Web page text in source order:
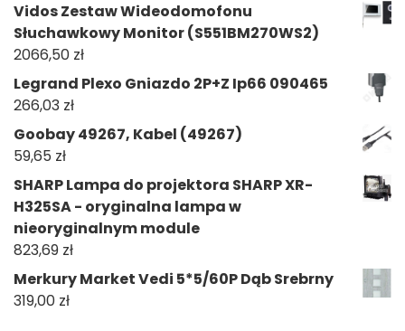
Vidos Zestaw Wideodomofonu
Słuchawkowy Monitor (S551BM270WS2)
2066,50 zł
Legrand Plexo Gniazdo 2P+Z Ip66 090465
266,03 zł
Goobay 49267, Kabel (49267)
59,65 zł
SHARP Lampa do projektora SHARP XR-
H325SA - oryginalna lampa w
nieoryginalnym module
823,69 zł
Merkury Market Vedi 5*5/60P Dąb Srebrny
319,00 zł